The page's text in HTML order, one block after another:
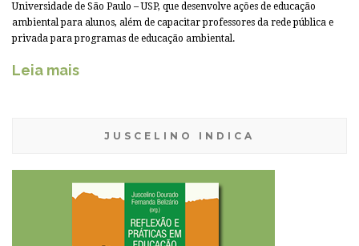
Universidade de São Paulo – USP, que desenvolve ações de educação
ambiental para alunos, além de capacitar professores da rede pública e
privada para programas de educação ambiental.
Leia mais
JUSCELINO INDICA